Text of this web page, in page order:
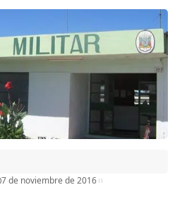
7 de noviembre de 2016